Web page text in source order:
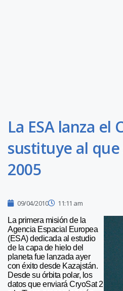
La ESA lanza el
sustituye al
2005
09/04/2010 11:11 am
La primera misión de la
Agencia Espacial Europea
(ESA) dedicada al estudio
de la capa de hielo del
planeta fue lanzada ayer
con éxito desde Kazajstán.
Desde su órbita polar, los
datos que enviará CryoSat 2